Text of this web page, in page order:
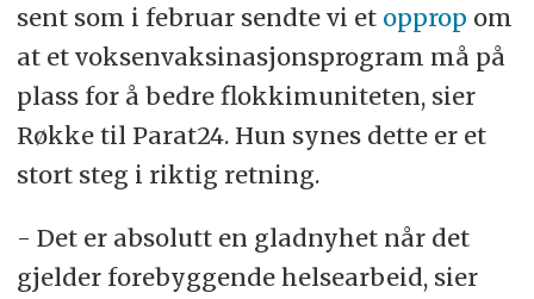
sent som i februar sendte vi et opprop om
at et voksenvaksinasjonsprogram må på
plass for å bedre flokkimuniteten, sier
Røkke til Parat24. Hun synes dette er et
stort steg i riktig retning.
- Det er absolutt en gladnyhet når det
gjelder forebyggende helsearbeid, sier